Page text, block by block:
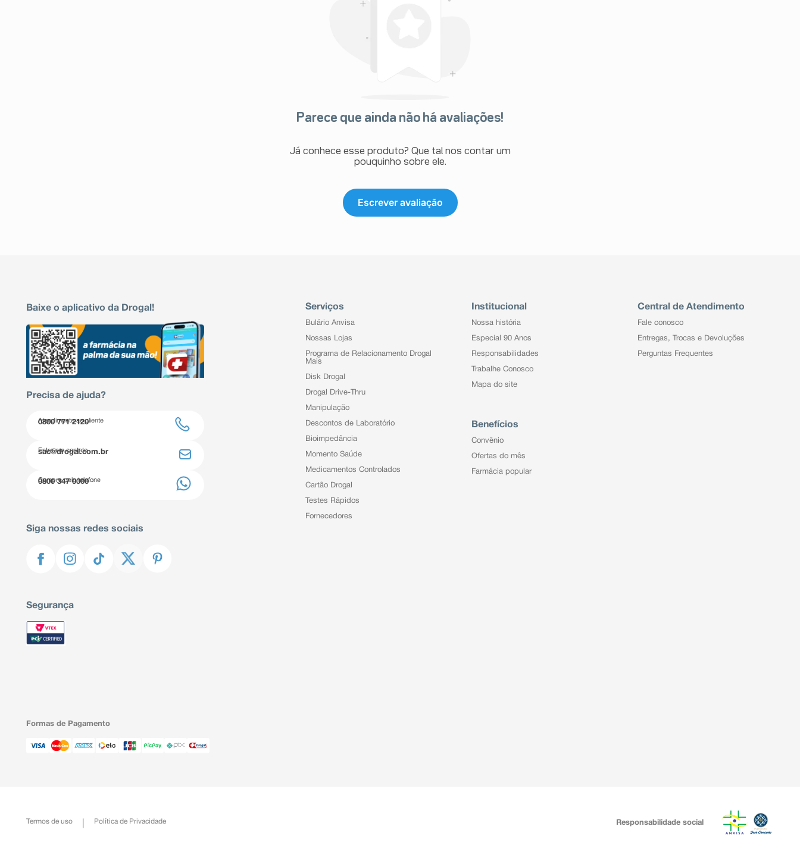
Parece que ainda não há avaliações!
Já conhece esse produto? Que tal nos contar um
pouquinho sobre ele.
Escrever avaliação
Baixe o aplicativo da Drogal!
Precisa de ajuda?
Atendimento ao cliente
0800 771 2120
Entre em contato
sac@drogal.com.br
Compre pelo telefone
0800 347 0000
Siga nossas redes sociais
Segurança
Serviços
Bulário Anvisa
Nossas Lojas
Programa de Relacionamento Drogal
Mais
Disk Drogal
Drogal Drive-Thru
Manipulação
Descontos de Laboratório
Bioimpedância
Momento Saúde
Medicamentos Controlados
Cartão Drogal
Testes Rápidos
Fornecedores
Institucional
Nossa história
Especial 90 Anos
Responsabilidades
Trabalhe Conosco
Mapa do site
Benefícios
Convênio
Ofertas do mês
Farmácia popular
Central de Atendimento
Fale conosco
Entregas, Trocas e Devoluções
Perguntas Frequentes
Formas de Pagamento
Termos de uso Política de Privacidade Responsabilidade social